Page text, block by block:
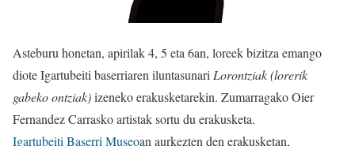
Asteburu honetan, apirilak 4, 5 eta 6an, loreek bizitza emango
diote Igartubeiti baserriaren iluntasunariLorontziak (lorerik
gabeko ontziak)izeneko erakusketarekin. Zumarragako Oier
Fernandez Carrasko artistak sortu du erakusketa.
Igartubeiti Baserri Museoan aurkezten den erakusketan,